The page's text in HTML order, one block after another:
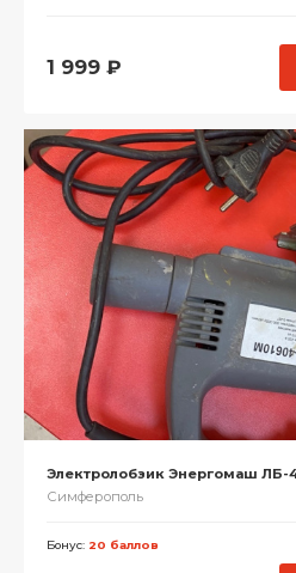
1 999 ₽
Электролобзик Энергомаш ЛБ-
Симферополь
Бонус: 20 баллов